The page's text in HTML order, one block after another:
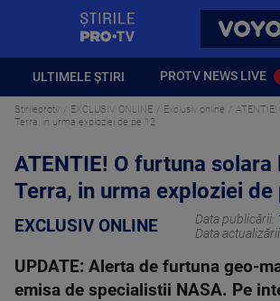
VOYO
ULTIMELE ȘTIRI PROTV NEWS LIVE
Stirileprotv EXCLUSIV ONLINE Exclusiv online
Terra, in urma exploziei de pe 12
ATENTIE! O furtuna solara
Terra, in urma exploziei de
EXCLUSIV ONLINE Data publicării:
Data actualizării:
UPDATE: Alerta de furtuna geo-
emisa de specialistii NASA. Pe